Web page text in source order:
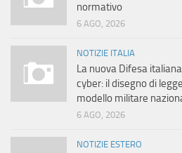
normativo
6 AGO, 2026
NOTIZIE ITALIA
La nuova Difesa
cyber: il disegno di
modello militare
6 AGO, 2026
NOTIZIE ESTERO